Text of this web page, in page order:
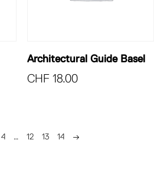
Architectural Guide Basel
CHF18.00
4 … 12 13 14 →